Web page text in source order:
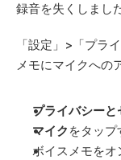
録音を失くしまし
「設定」>「プラ
メモにマイクへの
プライバシーと
マイク をタップ
ボイスメモをオ